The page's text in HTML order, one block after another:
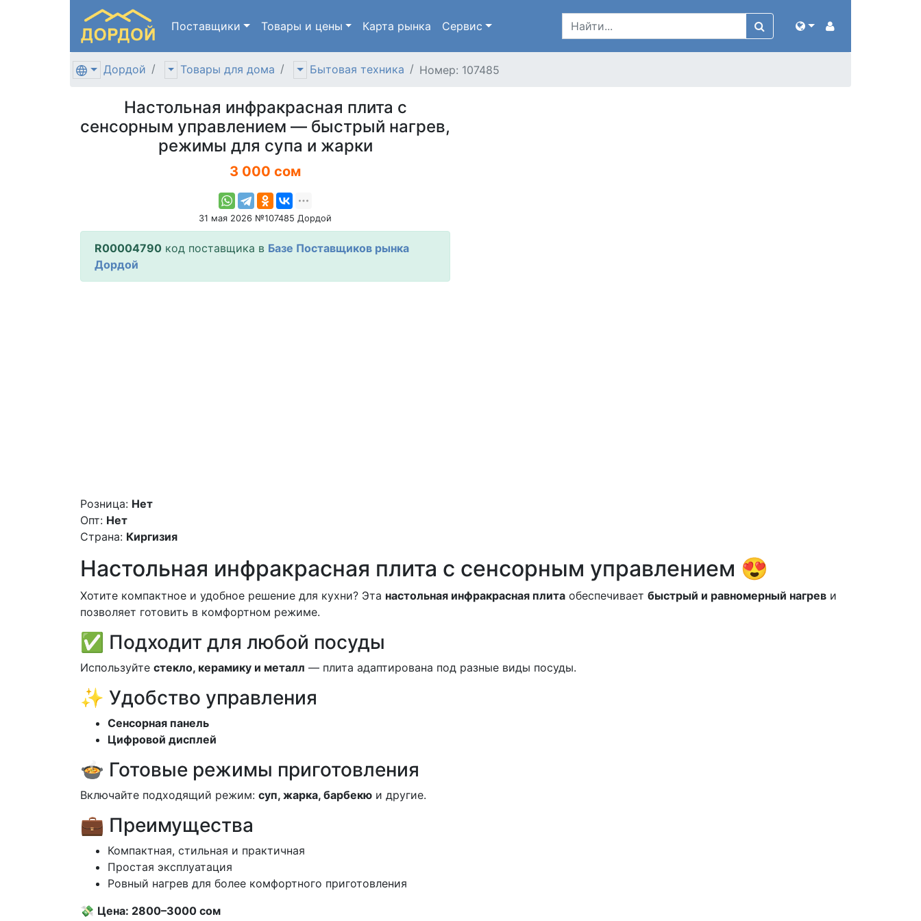
Поставщики Товары и цены Карта рынка Сервис
Дордой Товары для дома Бытовая техника Номер: 107485
Настольная инфракрасная плита с
сенсорным управлением — быстрый нагрев,
режимы для супа и жарки
3 000 сом
31 мая 2026 №107485 Дордой
R00004790 код поставщика в Базе Поставщиков рынка
Дордой
Розница: Нет
Опт: Нет
Страна: Киргизия
Настольная инфракрасная плита с сенсорным управлением 😍
Хотите компактное и удобное решение для кухни? Эта настольная инфракрасная плита обеспечивает быстрый и равномерный нагрев и
позволяет готовить в комфортном режиме.
✅ Подходит для любой посуды
Используйте стекло, керамику и металл — плита адаптирована под разные виды посуды.
✨ Удобство управления
Сенсорная панель
Цифровой дисплей
🍲 Готовые режимы приготовления
Включайте подходящий режим: суп, жарка, барбекю и другие.
💼 Преимущества
Компактная, стильная и практичная
Простая эксплуатация
Ровный нагрев для более комфортного приготовления
💸 Цена: 2800–3000 сом